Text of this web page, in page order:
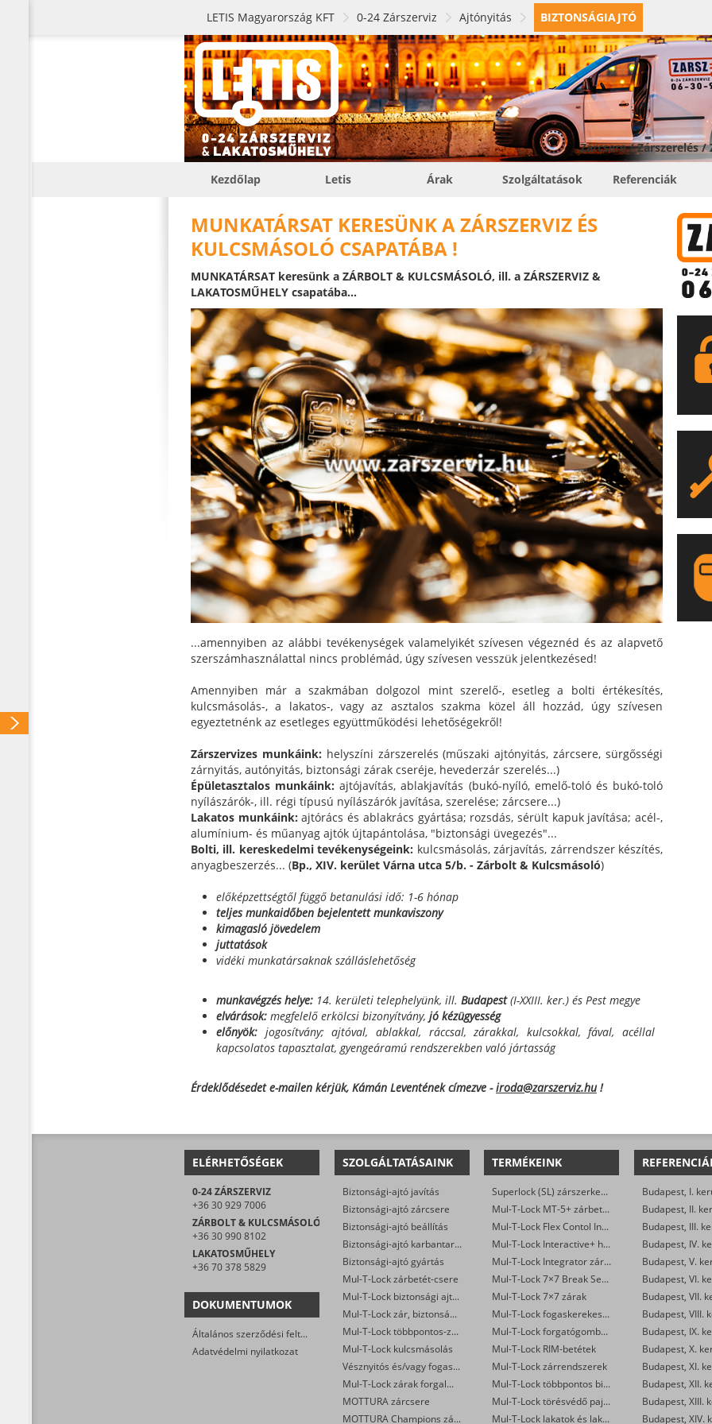
LETIS Magyarország KFT 0-24 Zárszerviz Ajtónyitás BIZTONSÁGIAJTÓ
Zárcsere / Zárszerelés
Kezdőlap Letis Árak Szolgáltatások Referenciák
MUNKATÁRSAT KERESÜNK A ZÁRSZERVIZ ÉS
KULCSMÁSOLÓ CSAPATÁBA !
MUNKATÁRSAT keresünk a ZÁRBOLT & KULCSMÁSOLÓ, ill. a ZÁRSZERVIZ &
LAKATOSMŰHELY csapatába...
...amennyiben az alábbi tevékenységek valamelyikét szívesen végeznéd és az alapvető
szerszámhasználattal nincs problémád, úgy szívesen vesszük jelentkezésed!
Amennyiben már a szakmában dolgozol mint szerelő-, esetleg a bolti értékesítés,
kulcsmásolás-, a lakatos-, vagy az asztalos szakma közel áll hozzád, úgy szívesen
egyeztetnénk az esetleges együttműködési lehetőségekről!
Zárszervizes munkáink: helyszíni zárszerelés (műszaki ajtónyitás, zárcsere, sürgősségi
zárnyitás, autónyitás, biztonsági zárak cseréje, hevederzár szerelés...)
Épületasztalos munkáink:ajtójavítás, ablakjavítás (bukó-nyíló, emelő-toló és bukó-toló
nyílászárók-, ill. régi típusú nyílászárók javítása, szerelése; zárcsere...)
Lakatos munkáink: ajtórács és ablakrács gyártása; rozsdás, sérült kapuk javítása; acél-,
alumínium- és műanyag ajtók újtapántolása, "biztonsági üvegezés"...
Bolti, ill. kereskedelmi tevékenységeink: kulcsmásolás, zárjavítás, zárrendszer készítés,
anyagbeszerzés... (Bp., XIV. kerület Várna utca 5/b. - Zárbolt & Kulcsmásoló)
előképzettségtől függő betanulási idő: 1-6 hónap
teljes munkaidőben bejelentett munkaviszony
kimagasló jövedelem
juttatások
vidéki munkatársaknak szálláslehetőség
munkavégzés helye: 14. kerületi telephelyünk, ill. Budapest(I-XXIII. ker.) és Pest megye
elvárások: megfelelő erkölcsi bizonyítvány, jó kézügyesség
előnyök: jogosítvány; ajtóval, ablakkal, ráccsal, zárakkal, kulcsokkal, fával, acéllal
kapcsolatos tapasztalat, gyengeáramú rendszerekben való jártasság
Érdeklődésedet e-mailen kérjük, Kámán Leventének címezve -iroda@zarszerviz.hu!
ELÉRHETŐSÉGEK
0-24 ZÁRSZERVIZ
+36 30 929 7006
ZÁRBOLT & KULCSMÁSOLÓ
+36 30 990 8102
LAKATOSMŰHELY
+36 70 378 5829
DOKUMENTUMOK
Általános szerződési feltételek
Adatvédelmi nyilatkozat
SZOLGÁLTATÁSAINK
Biztonsági-ajtó javítás
Biztonsági-ajtó zárcsere
Biztonsági-ajtó beállítás
Biztonsági-ajtó karbantartás
Biztonsági-ajtó gyártás
Mul-T-Lock zárbetét-csere
Mul-T-Lock biztonsági ajtó szervizelése
Mul-T-Lock zár, biztonsági ajtó nyitása
Mul-T-Lock többpontos-zár csere
Mul-T-Lock kulcsmásolás
Vésznyitós és/vagy fogaskerekes Mul-T-Lock zárak készítése
Mul-T-Lock zárak forgalmazása
MOTTURA zárcsere
MOTTURA Champions zárbetét-csere
TERMÉKEINK
Superlock (SL) zárszerkezet
Mul-T-Lock MT-5+ zárbetétek
Mul-T-Lock Flex Contol Interactive+ zárbetétek
Mul-T-Lock Interactive+ hengerzár-betétek
Mul-T-Lock Integrator zárbetétek
Mul-T-Lock 7×7 Break Secure hengerzárbetétek
Mul-T-Lock 7×7 zárak
Mul-T-Lock fogaskerekes zárbetétek
Mul-T-Lock forgatógombos zárbetétek
Mul-T-Lock RIM-betétek
Mul-T-Lock zárrendszerek
Mul-T-Lock többpontos biztonsági ajtó zár
Mul-T-Lock törésvédő pajzsok
Mul-T-Lock lakatok és lakatpántok
Budapest, I.
Budapest, II.
Budapest, III.
Budapest, IV.
Budapest, V.
Budapest, VI.
Budapest, VII.
Budapest, VIII.
Budapest, IX.
Budapest, X.
Budapest, XI.
Budapest, XII.
Budapest, XIII.
Budapest, XIV.